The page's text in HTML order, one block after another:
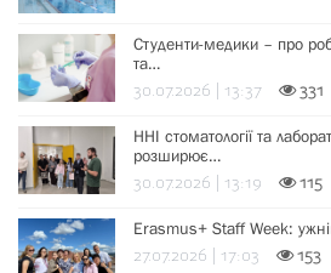
Студенти-медики – про
та…
30.07.2026 | 13:37 331
ННІ стоматології та
розширює…
30.07.2026 | 13:19 115
Erasmus+ Staff Week:
27.07.2026 | 17:03 153